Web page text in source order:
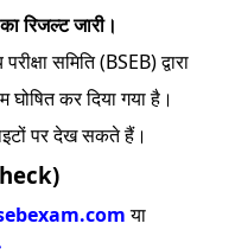
रिजल्ट जारी।
परीक्षा समिति (BSEB) द्वारा
कर दिया गया है।
पर देख सकते हैं।
या